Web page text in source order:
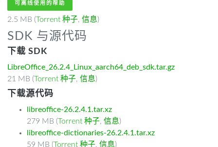
可离线使用的帮助
2.5 MB (Torrent 种子, 信息)
SDK 与源代码
下载 SDK
LibreOffice_26.2.4_Linux_aarch64_deb_sdk.tar.gz
21 MB (Torrent 种子, 信息)
下载源代码
libreoffice-26.2.4.1.tar.xz
279 MB (Torrent 种子, 信息)
libreoffice-dictionaries-26.2.4.1.tar.xz
59 MB (Torrent 种子, 信息)